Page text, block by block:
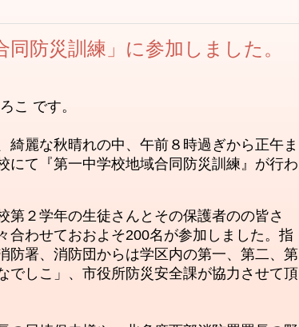
同防災訓練」に参加しました。
こ です。
綺麗な秋晴れの中、午前８時過ぎから正午ま
にて『第一中学校地域合同防災訓練』が行わ
第２学年の生徒さん とその保護者のの皆さ
合わせておおよそ200名が参加しました。指
防署、消防団からは学区内の第一、第二、第
でしこ」、市役所防災安全課が協力させて頂